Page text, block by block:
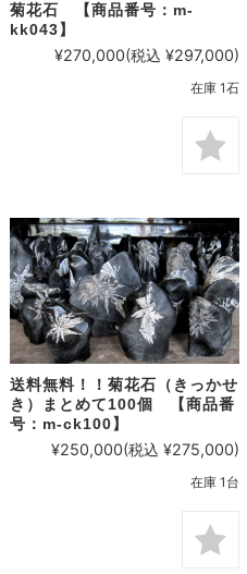
菊花石 【商品番号：m-
kk043】
¥270,000(税込 ¥297,000)
在庫 1石
送料無料！！菊花石（きっかせ
き）まとめて100個 【商品番
号：m-ck100】
¥250,000(税込 ¥275,000)
在庫 1台